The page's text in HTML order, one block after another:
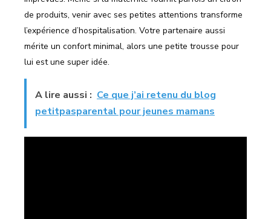
de produits, venir avec ses petites attentions transforme
l’expérience d’hospitalisation. Votre partenaire aussi
mérite un confort minimal, alors une petite trousse pour
lui est une super idée.
A lire aussi : Ce que j’ai retenu du blog
petitpasparental pour jeunes mamans